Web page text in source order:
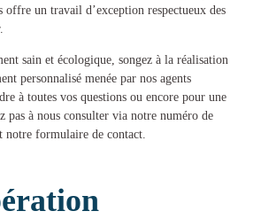
offre un travail d’exception respectueux des
sain et écologique, songez à la réalisation
personnalisé menée par nos agents
à toutes vos questions ou encore pour une
pas à nous consulter via notre numéro de
notre formulaire de contact.